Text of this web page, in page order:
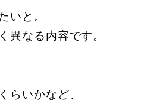
いと。
異なる内容です。
らいかなど、